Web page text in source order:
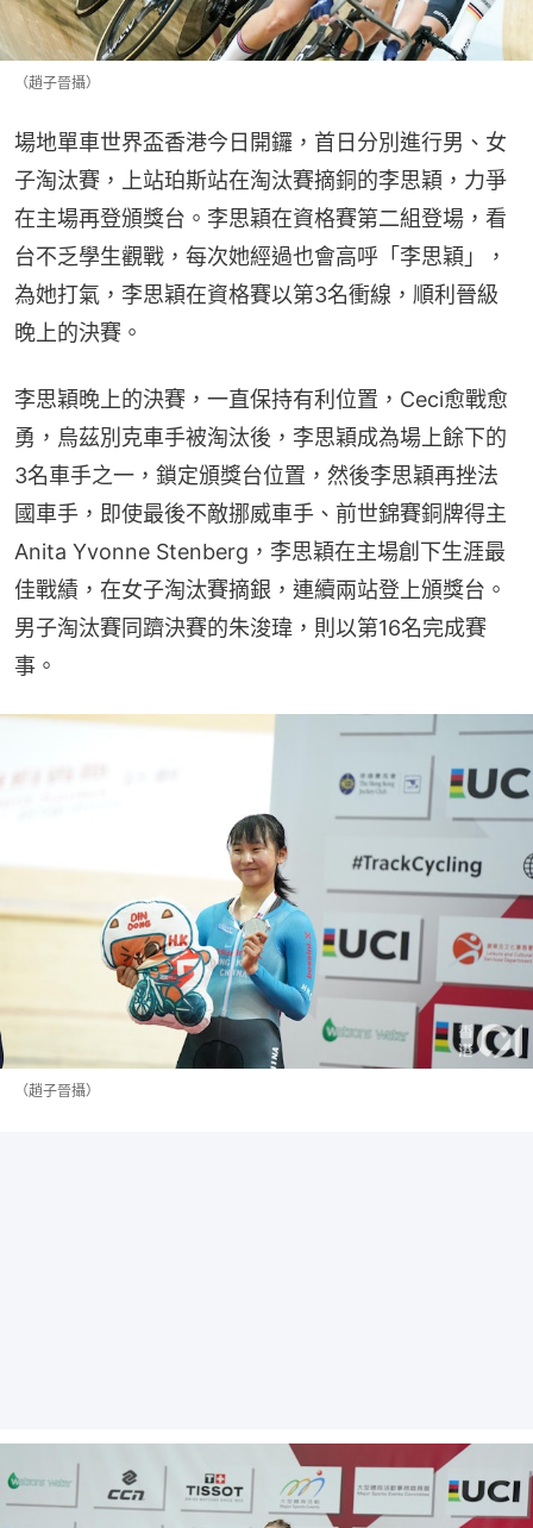
（趙子晉攝）
場地單車世界盃香港今日開鑼，首日分別進行男、女
子淘汰賽，上站珀斯站在淘汰賽摘銅的李思穎，力爭
在主場再登頒獎台。李思穎在資格賽第二組登場，看
台不乏學生觀戰，每次她經過也會高呼「李思穎」，
為她打氣，李思穎在資格賽以第3名衝線，順利晉級
晚上的決賽。
李思穎晚上的決賽，一直保持有利位置，Ceci愈戰愈
勇，烏茲別克車手被淘汰後，李思穎成為場上餘下的
3名車手之一，鎖定頒獎台位置，然後李思穎再挫法
國車手，即使最後不敵挪威車手、前世錦賽銅牌得主
Anita Yvonne Stenberg，李思穎在主場創下生涯最
佳戰績，在女子淘汰賽摘銀，連續兩站登上頒獎台。
男子淘汰賽同躋決賽的朱浚瑋，則以第16名完成賽
事。
（趙子晉攝）